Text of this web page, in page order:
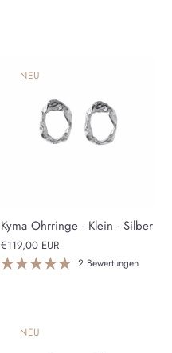
NEU
Kyma Ohrringe - Klein - Silber
€119,00 EUR
2 Bewertungen
NEU